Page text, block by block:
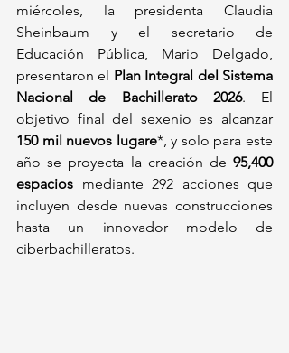
miércoles, la presidenta Claudia
Sheinbaum y el secretario de
Educación Pública, Mario Delgado,
presentaron el Plan Integral del Sistema
Nacional de Bachillerato 2026. El
150 mil nuevos lugare*, y solo para este
año se proyecta la creación de 95,400
espacios mediante 292 acciones que
incluyen desde nuevas construcciones
hasta un innovador modelo de
ciberbachilleratos.